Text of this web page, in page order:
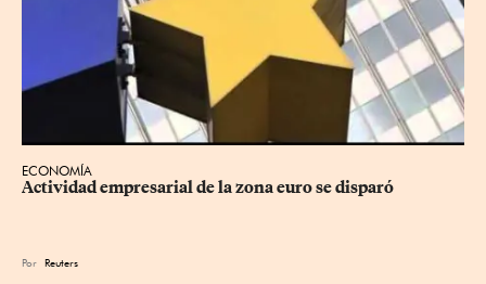
ECONOMÍA
Actividad empresarial de la zona euro se disparó
Por Reuters